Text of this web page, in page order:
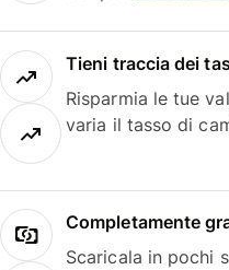
Tieni traccia dei
Risparmia le tue
varia il tasso di
Completamente
Scaricala in pochi